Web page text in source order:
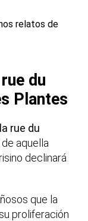
relatos de
du
Plantes
rue du
aquella
declinará
que la
proliferación